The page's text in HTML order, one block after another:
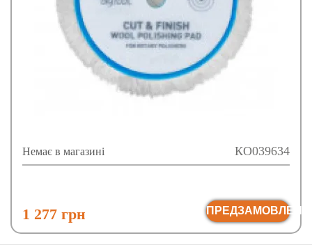
КО039634
Немає в магазині
1 277 грн